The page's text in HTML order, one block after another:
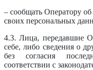
– сообщать Оператору
своих персональных
4.3. Лица, передавшие
себе, либо сведения о
без согласия
соответствии с